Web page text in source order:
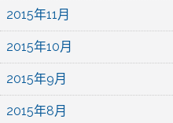
2015年11月
2015年10月
2015年9月
2015年8月